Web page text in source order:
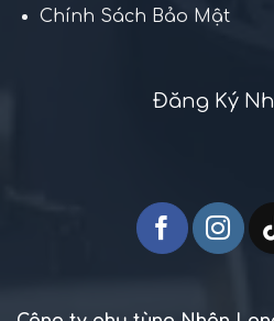
Chính Sách Bảo Mật
Đăng Ký